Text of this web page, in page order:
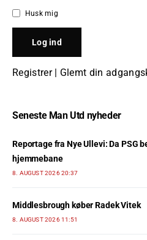
Husk mig
Registrer| Glemt din
Seneste Man Utd nyheder
Reportage fra Nye Ullevi: Da PSG
hjemmebane
8. AUGUST 2026 20:37
Middlesbrough køber Radek Vitek
8. AUGUST 2026 11:51